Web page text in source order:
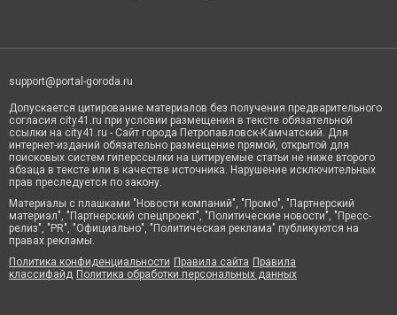
support@portal-goroda.ru
Допускается цитирование материалов без получения предварительного
согласия city41.ru при условии размещения в тексте обязательной
ссылки на city41.ru - Сайт города Петропавловск-Камчатский. Для
интернет-изданий обязательно размещение прямой, открытой для
поисковых систем гиперссылки на цитируемые статьи не ниже второго
абзаца в тексте или в качестве источника. Нарушение исключительных
прав преследуется по закону.
Материалы с плашками "Новости компаний", "Промо", "Партнерский
материал", "Партнерский спецпроект", "Политические новости", "Пресс-
релиз", "PR", "Официально", "Политическая реклама" публикуются на
правах рекламы.
Политика конфиденциальности Правила сайта Правила
классифайд Политика обработки персональных данных